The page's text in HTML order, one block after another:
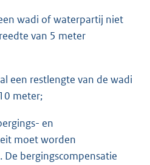
wadi of waterpartij niet
van 5 meter
een restlengte van de wadi
meter;
en
moet worden
De bergingscompensatie